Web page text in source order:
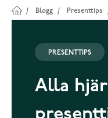
/ Blogg / Presenttips
PRESENTTIPS
Alla